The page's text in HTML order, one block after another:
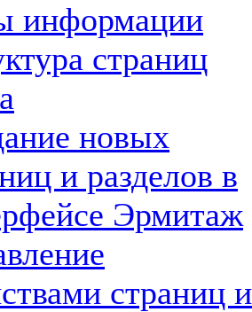
информации
страниц
новых
и разделов в
Эрмитаж
страниц и